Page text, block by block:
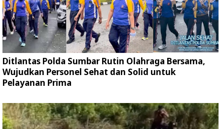
Ditlantas Polda Sumbar Rutin Olahraga Bersama,
Wujudkan Personel Sehat dan Solid untuk
Pelayanan Prima